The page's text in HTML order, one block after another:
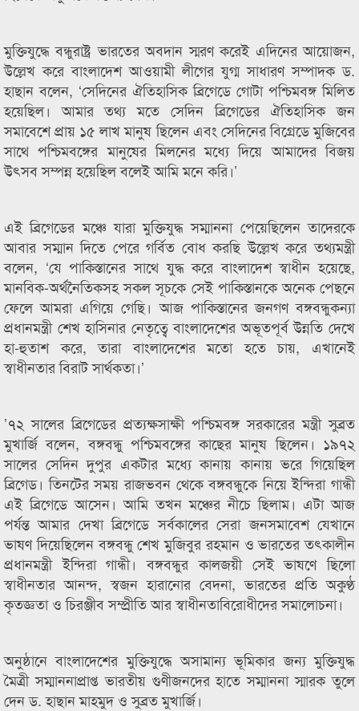
মুক্তিযুদ্ধে বন্ধুরাষ্ট্র ভারতের অবদান স্মরণ করেই এদিনের আয়োজন,
উল্লেখ করে বাংলাদেশ আওয়ামী লীগের যুগ্ম সাধারণ সম্পাদক ড.
হাছান বলেন, ‘সেদিনের ঐতিহাসিক ব্রিগেডে গোটা পশ্চিমবঙ্গ মিলিত
হয়েছিল। আমার তথ্য মতে সেদিন ব্রিগেডের ঐতিহাসিক জন
সমাবেশে প্রায় ১৫ লাখ মানুষ ছিলেন এবং সেদিনের বিগ্রেডে মুজিবের
সাথে পশ্চিমবঙ্গের মানুষের মিলনের মধ্যে দিয়ে আমাদের বিজয়
উৎসব সম্পন্ন হয়েছিল বলেই আমি মনে করি।’
এই ব্রিগেডের মঞ্চে যারা মুক্তিযুদ্ধ সম্মাননা পেয়েছিলেন তাদেরকে
আবার সম্মান দিতে পেরে গর্বিত বোধ করছি উল্লেখ করে তথ্যমন্ত্রী
বলেন, ‘যে পাকিস্তানের সাথে যুদ্ধ করে বাংলাদেশ স্বাধীন হয়েছে,
মানবিক-অর্থনৈতিকসহ সকল সূচকে সেই পাকিস্তানকে অনেক পেছনে
ফেলে আমরা এগিয়ে গেছি। আজ পাকিস্তানের জনগণ বঙ্গবন্ধুকন্যা
প্রধানমন্ত্রী শেখ হাসিনার নেতৃত্বে বাংলাদেশের অভূতপূর্ব উন্নতি দেখে
হা-হুতাশ করে, তারা বাংলাদেশের মতো হতে চায়, এখানেই
স্বাধীনতার বিরাট সার্থকতা।’
’৭২ সালের ব্রিগেডের প্রত্যক্ষসাক্ষী পশ্চিমবঙ্গ সরকারের মন্ত্রী সুব্রত
মুখার্জি বলেন, বঙ্গবন্ধু পশ্চিমবঙ্গের কাছের মানুষ ছিলেন। ১৯৭২
সালের সেদিন দুপুর একটার মধ্যে কানায় কানায় ভরে গিয়েছিল
ব্রিগেড। তিনটের সময় রাজভবন থেকে বঙ্গবন্ধুকে নিয়ে ইন্দিরা গান্ধী
এই ব্রিগেডে আসেন। আমি তখন মঞ্চের নীচে ছিলাম। এটা আজ
পর্যন্ত আমার দেখা ব্রিগেডে সর্বকালের সেরা জনসমাবেশ যেখানে
ভাষণ দিয়েছিলেন বঙ্গবন্ধু শেখ মুজিবুর রহমান ও ভারতের তৎকালীন
প্রধানমন্ত্রী ইন্দিরা গান্ধী। বঙ্গবন্ধুর কালজয়ী সেই ভাষণে ছিলো
স্বাধীনতার আনন্দ, স্বজন হারানোর বেদনা, ভারতের প্রতি অকুণ্ঠ
কৃতজ্ঞতা ও চিরঞ্জীব সম্প্রীতি আর স্বাধীনতাবিরোধীদের সমালোচনা।
অনুষ্ঠানে বাংলাদেশের মুক্তিযুদ্ধে অসামান্য ভূমিকার জন্য মুক্তিযুদ্ধ
মৈত্রী সম্মাননাপ্রাপ্ত ভারতীয় গুণীজনদের হাতে সম্মাননা স্মারক তুলে
দেন ড. হাছান মাহমুদ ও সুব্রত মুখার্জি।